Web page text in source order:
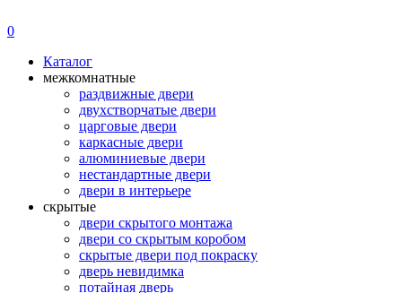
0
Каталог
межкомнатные
раздвижные двери
двухстворчатые двери
царговые двери
каркасные двери
алюминиевые двери
нестандартные двери
двери в интерьере
скрытые
двери скрытого монтажа
двери со скрытым коробом
скрытые двери под покраску
дверь невидимка
потайная дверь